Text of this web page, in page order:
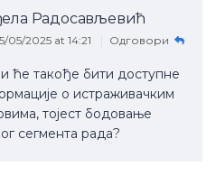
Радосављевић
05/2025 at 14:21 Одговори
ће такође бити доступне
о истраживачким
тојест бодовање
сегмента рада?